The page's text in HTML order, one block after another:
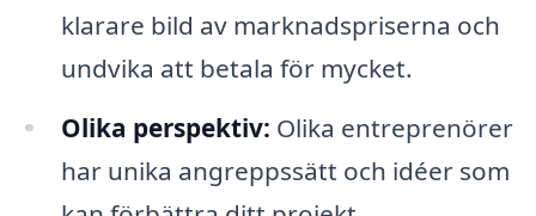
klarare bild av marknadspriserna och
undvika att betala för mycket.
Olika perspektiv: Olika entreprenörer
har unika angreppssätt och idéer som